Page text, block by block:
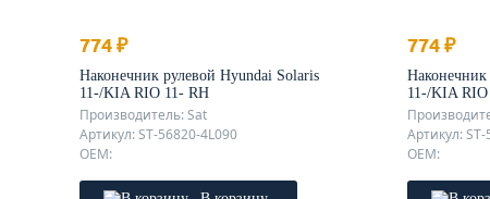
774 ₽
Наконечник рулевой Hyundai Solaris
11-/KIA RIO 11- RH
Производитель: Sat
Артикул: ST-56820-4L090
OEM:
774 ₽
Наконечник
11-/KIA
Артикул:
OEM: